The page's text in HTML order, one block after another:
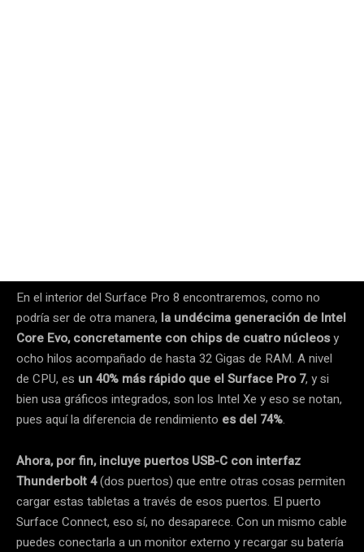
En el interior del Surface Pro 8 encontraremos, como no
podría ser de otra manera, la undécima generación de Intel
Core Evo, concretamente con chips de cuatro núcleosy
ocho hilos acompañado de hasta 32 Gigas de RAM. A nivel
de CPU, es un 40% más rápido que el Surface Pro 7, y si
bien usa gráficos integrados, son los Intel Xe y eso se notan,
pues aquí la diferencia de rendimiento es del 74%.
Ahora, por fin, incluye puertos USB-C con interfaz
Thunderbolt 4(dos puertos) que entre otras cosas permiten
cargar estas tabletas a través de esos puertos. El puerto
Surface Connect, eso sí, no desaparece. Con un mismo cable
puedes conectarla a un monitor externo y recargar su batería